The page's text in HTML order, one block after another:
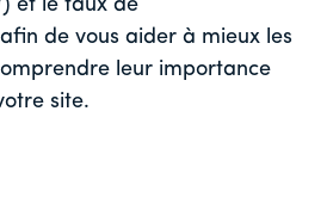
et le taux de
de vous aider à mieux les
leur importance
site.